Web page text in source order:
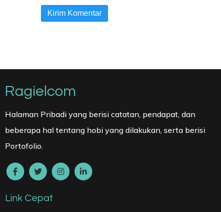
Ragielcom
Halaman Pribadi yang berisi catatan, pendapat, dan
beberapa hal tentang hobi yang dilakukan, serta berisi
Portofolio.
Link Cepat